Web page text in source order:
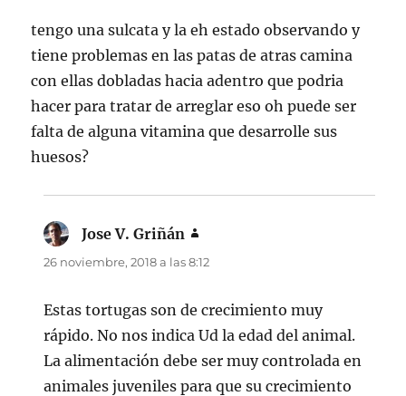
tengo una sulcata y la eh estado observando y
tiene problemas en las patas de atras camina
con ellas dobladas hacia adentro que podria
hacer para tratar de arreglar eso oh puede ser
falta de alguna vitamina que desarrolle sus
huesos?
Jose V. Griñán
26 noviembre, 2018 a las 8:12
Estas tortugas son de crecimiento muy
rápido. No nos indica Ud la edad del animal.
La alimentación debe ser muy controlada en
animales juveniles para que su crecimiento